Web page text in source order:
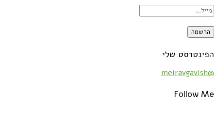
הפינטרסט שלי
@meiravgavish
Follow Me